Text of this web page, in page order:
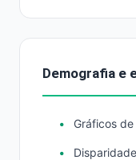
Demografia e
Gráficos